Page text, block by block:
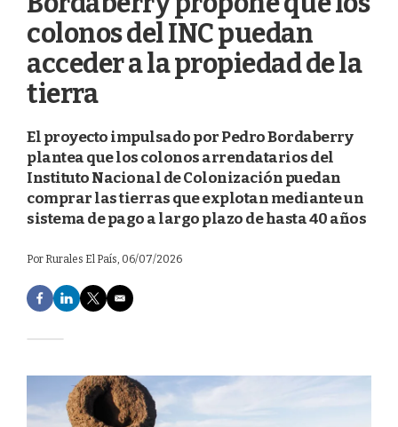
colonos del INC puedan
acceder a la propiedad de la
tierra
El proyecto impulsado por Pedro Bordaberry
plantea que los colonos arrendatarios del
Instituto Nacional de Colonización puedan
comprar las tierras que explotan mediante un
sistema de pago a largo plazo de hasta 40 años
Por Rurales El País, 06/07/2026
F
a
e
o
k
L
i
d
I
n
T
w
e
r
E
m